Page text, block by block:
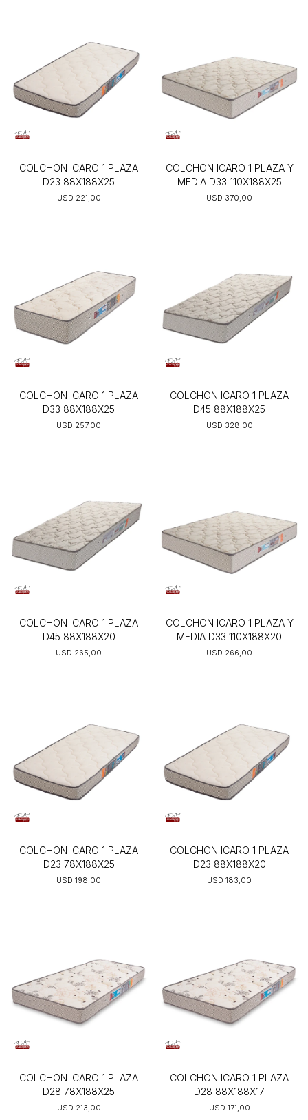
COLCHON ICARO 1 PLAZA
D23 88X188X25
USD 221,00
COLCHON ICARO 1 PLAZA Y
MEDIA D33 110X188X25
USD 370,00
COLCHON ICARO 1 PLAZA
D33 88X188X25
USD 257,00
COLCHON ICARO 1 PLAZA
D45 88X188X25
USD 328,00
COLCHON ICARO 1 PLAZA
D45 88X188X20
USD 265,00
COLCHON ICARO 1 PLAZA Y
MEDIA D33 110X188X20
USD 266,00
COLCHON ICARO 1 PLAZA
D23 78X188X25
USD 198,00
COLCHON ICARO 1 PLAZA
D23 88X188X20
USD 183,00
COLCHON ICARO 1 PLAZA
D28 78X188X25
USD 213,00
COLCHON ICARO 1 PLAZA
D28 88X188X17
USD 171,00